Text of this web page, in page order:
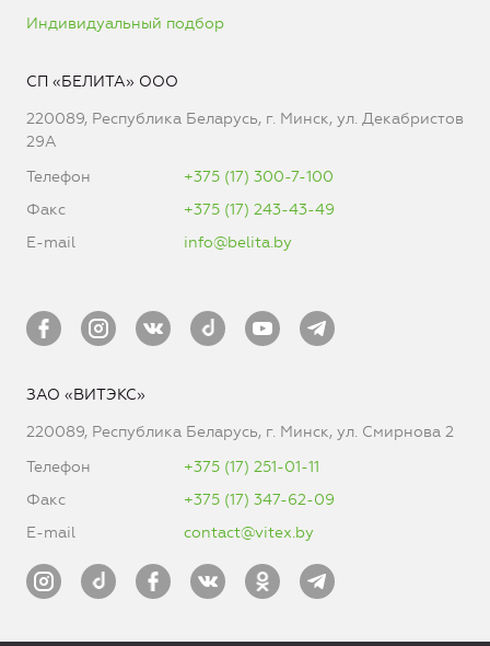
Индивидуальный подбор
СП «БЕЛИТА» ООО
220089, Республика Беларусь, г. Минск, ул. Декабристов
29А
Телефон
+375 (17) 300-7-100
Факс
+375 (17) 243-43-49
E-mail
info@belita.by
ЗАО «ВИТЭКС»
220089, Республика Беларусь, г. Минск, ул. Смирнова 2
Телефон
+375 (17) 251-01-11
Факс
+375 (17) 347-62-09
E-mail
contact@vitex.by